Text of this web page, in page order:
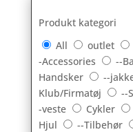
Produkt kategori
All
outlet
-Accessories
--
Handsker
--
Klub/Firmatøj
--
-veste
Cykler
Hjul
--Tilbehør